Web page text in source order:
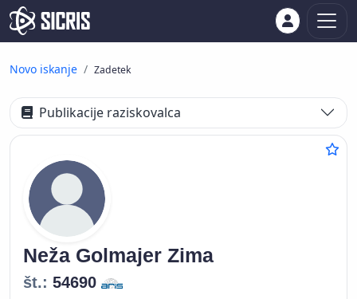
Novo iskanje Zadetek
Publikacije raziskovalca
Neža Golmajer Zima
št.: 54690